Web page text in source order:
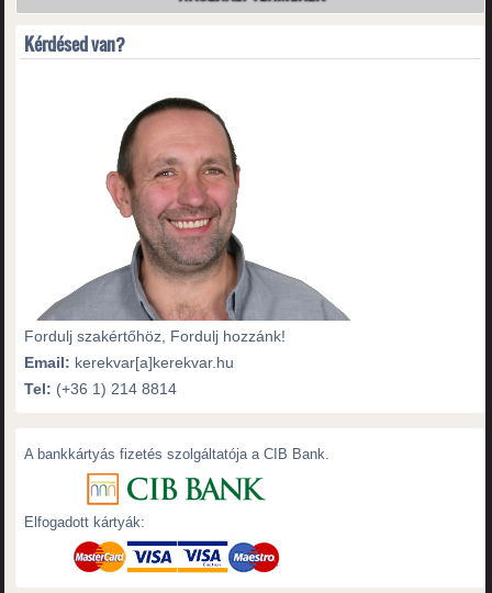
Kérdésed van?
Fordulj szakértőhöz, Fordulj hozzánk!
Email: kerekvar[a]kerekvar.hu
Tel: (+36 1) 214 8814
A bankkártyás fizetés szolgáltatója a CIB Bank.
Elfogadott kártyák: